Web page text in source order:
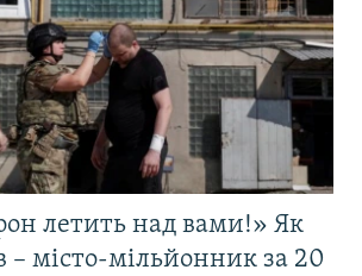
летить над вами!» Як
– місто-мільйонник за 20